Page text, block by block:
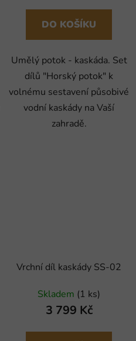
DO KOŠÍKU
Umělý potok - kaskáda. Set
dílů "Horský potok" k
volnému sestavení působivé
vodní kaskády na Vaší
zahradě.
Vrchní díl kaskády SS-02
Skladem (1 ks)
3 799 Kč